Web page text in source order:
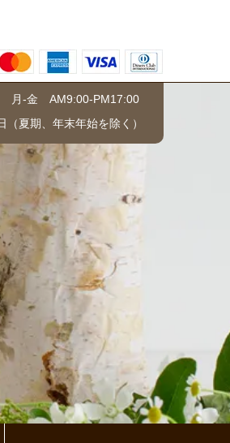
月-金 AM9:00-PM17:00
（夏期、年末年始を除く）